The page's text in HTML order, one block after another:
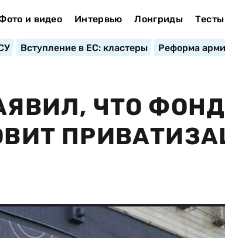
и видео Интервью Лонгриды Тесты
Вступление в ЕС: кластеры Реформа
ЧТО ФОНД